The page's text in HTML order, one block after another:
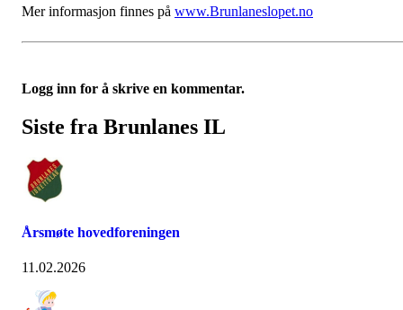
Mer informasjon finnes på www.Brunlaneslopet.no
Logg inn for å skrive en kommentar.
Siste fra Brunlanes IL
Årsmøte hovedforeningen
11.02.2026